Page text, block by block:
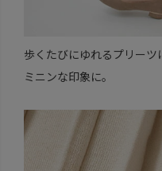
歩くたびにゆれるプリー
ミニンな印象に。